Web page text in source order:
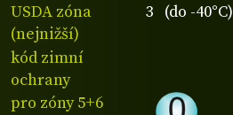
USDA zóna
(nejnižší)
3 (do -40°C)
kód zimní
ochrany
pro zóny 5+6